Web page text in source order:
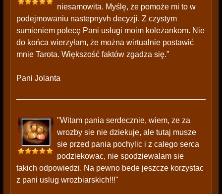
niesamowita. Myślę, że pomoże mi to w
podejmowaniu nastepnyvh decyzji. Z czystym
sumieniem polecę Pani usługi moim koleżankom. Nie
do końca wierzyłam, że można wirtualnie postawić
mnie Tarota. Większość faktów zgadza się.”
Pani Jolanta
"Witam pania serdecznie, wiem, ze za
wrozby sie nie dziekuje, ale tutaj musze
sie przed pania pochylic i z calego serca
podziekowac, nie spodziewalam sie
takich odpowiedzi. Na pewno bede jeszcze korzystac
z pani uslug wrozbiarskich!!!"